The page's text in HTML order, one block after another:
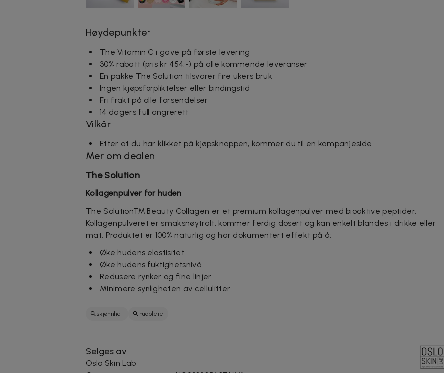
Høydepunkter
The Vitamin C i gave på første levering
30% rabatt (pris kr 454,-) på alle kommende leveranser
En pakke The Solution tilsvarer fire ukers bruk
Ingen kjøpsforpliktelser eller bindingstid
Fri frakt på alle forsendelser
14 dagers full angrerett
Vilkår
Etter at du har klikket på kjøpsknappen, kommer du til en kampanjeside
Mer om dealen
The Solution
Kollagenpulver for huden
The Solution™ Beauty Collagen er et premium kollagenpulver med bioaktive peptider.
Kollagenpulveret er smaksnøytralt, kommer ferdig dosert og kan enkelt blandes i drikke eller
mat. Produktet er 100% naturlig og har dokumentert effekt på å:
Øke hudens elastisitet
Øke hudens fuktighetsnivå
Redusere rynker og fine linjer
Minimere synligheten av cellulitter
skjønnhet hudpleie
Selges av
Oslo Skin Lab